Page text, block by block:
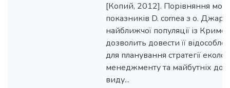
[Копий, 2012]. Порівняння
показників D. cornea з о.
найближчої популяції із
дозволить довести її
для планування стратегії
менеджменту та майбутніх
виду...